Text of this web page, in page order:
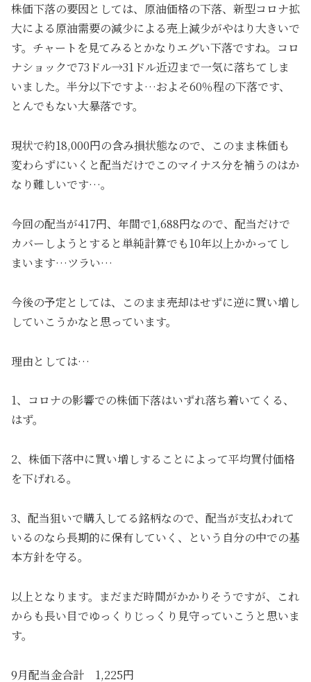
株価下落の要因としては、原油価格の下落、新型コロナ拡
大による原油需要の減少による売上減少がやはり大きいで
す。チャートを見てみるとかなりエグい下落ですね。コロ
ナショックで73ドル→31ドル近辺まで一気に落ちてしま
いました。半分以下ですよ…およそ60％程の下落です、
とんでもない大暴落です。
現状で約18,000円の含み損状態なので、このまま株価も
変わらずにいくと配当だけでこのマイナス分を補うのはか
なり難しいです…。
今回の配当が417円、年間で1,688円なので、配当だけで
カバーしようとすると単純計算でも10年以上かかってし
まいます…ツラい…
今後の予定としては、このまま売却はせずに逆に買い増し
していこうかなと思っています。
理由としては…
1、コロナの影響での株価下落はいずれ落ち着いてくる、
はず。
2、株価下落中に買い増しすることによって平均買付価格
を下げれる。
3、配当狙いで購入してる銘柄なので、配当が支払われて
いるのなら長期的に保有していく、という自分の中での基
本方針を守る。
以上となります。まだまだ時間がかかりそうですが、これ
からも長い目でゆっくりじっくり見守っていこうと思いま
す。
9月配当金合計 1,225円